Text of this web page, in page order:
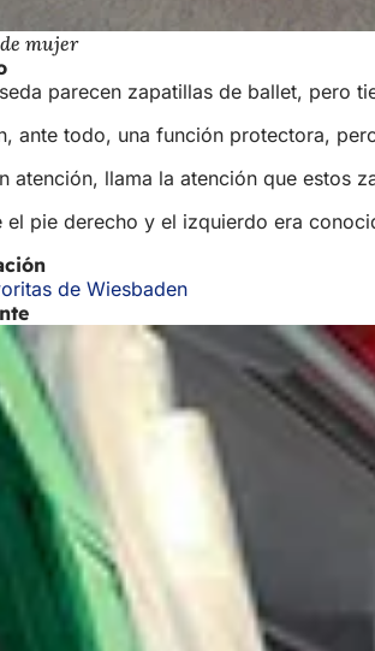
mujer
parecen zapatillas de ballet, pero
ante todo, una función protectora,
atención, llama la atención que estos
el pie derecho y el izquierdo era
de Wiesbaden